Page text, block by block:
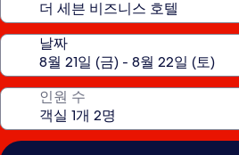
날짜
인원 수